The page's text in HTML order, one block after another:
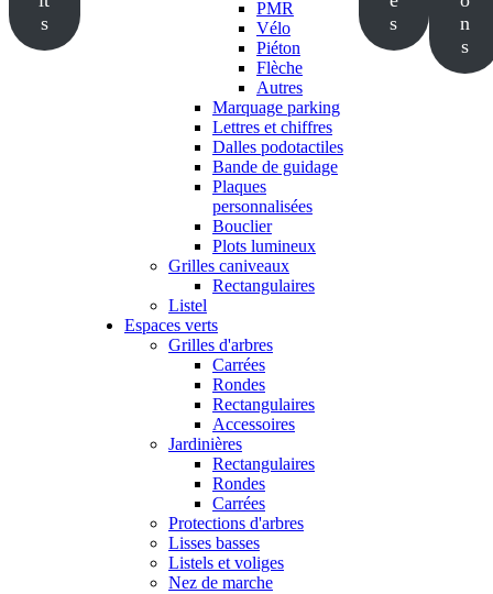
s
PMR
Vélo
Piéton
Flèche
Autres
Marquage parking
Lettres et chiffres
Dalles podotactiles
Bande de guidage
Plaques
personnalisées
Bouclier
Plots lumineux
Grilles caniveaux
Rectangulaires
Listel
Espaces verts
Grilles d'arbres
Carrées
Rondes
Rectangulaires
Accessoires
Jardinières
Rectangulaires
Rondes
Carrées
Protections d'arbres
Lisses basses
Listels et voliges
Nez de marche
s
n
s